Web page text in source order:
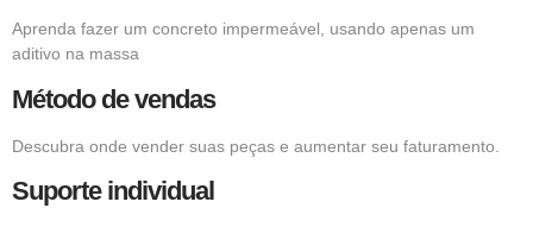
Aprenda fazer um concreto impermeável, usando apenas um
aditivo na massa
Método de vendas
Descubra onde vender suas peças e aumentar seu faturamento.
Suporte individual